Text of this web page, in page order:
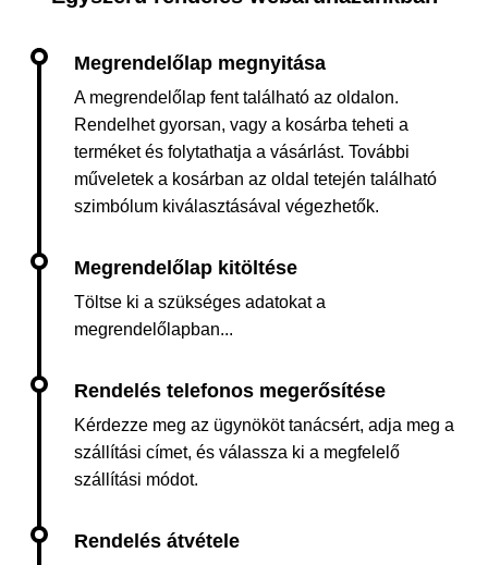
A megrendelőlap fent található az oldalon.
Rendelhet gyorsan, vagy a kosárba teheti a
terméket és folytathatja a vásárlást. További
műveletek a kosárban az oldal tetején található
szimbólum kiválasztásával végezhetők.
Töltse ki a szükséges adatokat a
megrendelőlapban...
Kérdezze meg az ügynököt tanácsért, adja meg a
szállítási címet, és válassza ki a megfelelő
szállítási módot.